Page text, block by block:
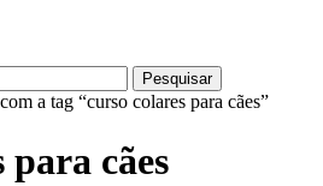
a tag “curso colares para cães”
para cães